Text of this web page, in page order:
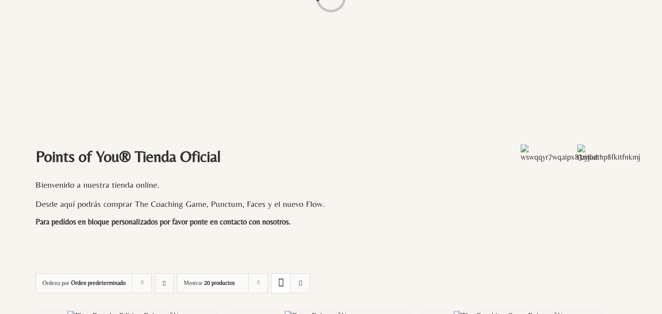
Points of You® Tienda Oficial
Bienvenido a nuestra tienda online.
Desde aquí podrás comprar The Coaching Game, Punctum, Faces y el nuevo Flow.
Para pedidos en bloque personalizados por favor ponte en contacto con nosotros.
Ordena por Orden predeterminado Mostrar 20 productos